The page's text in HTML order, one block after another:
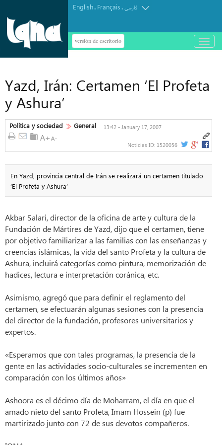
English. Français.فارسی
versión de escritorio
باز
و
Yazd, Irán: Certamen ‘El Profeta
y Ashura’
Política y sociedad General 13:42 - January 17, 2007
Noticias ID: 1520056
En Yazd, provincia central de Irán se realizará un certamen titulado
‘El Profeta y Ashura’
Akbar Salari, director de la oficina de arte y cultura de la
Fundación de Mártires de Yazd, dijo que el certamen, tiene
por objetivo familiarizar a las familias con las enseñanzas y
creencias islámicas, la vida del santo Profeta y la cultura de
Ashura, incluirá categorías como pintura, memorización de
hadices, lectura e interpretación coránica, etc.
Asimismo, agregó que para definir el reglamento del
certamen, se efectuarán algunas sesiones con la presencia
del director de la fundación, profesores universitarios y
expertos.
«Esperamos que con tales programas, la presencia de la
gente en las actividades socio-culturales se incrementen en
comparación con los últimos años»
Ashoora es el décimo día de Moharram, el día en que el
amado nieto del santo Profeta, Imam Hossein (p) fue
martirizado junto con 72 de sus devotos compañeros.